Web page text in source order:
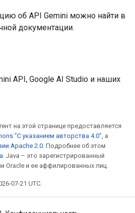
об API Gemini можно найти в
документации.
API, Google AI Studio и наших
на этой странице предоставляется
"С указанием авторства 4.0" , а
Apache 2.0 . Подробнее об этом
. Java – это зарегистрированный
Oracle и ее аффилированных лиц.
07-21 UTC.